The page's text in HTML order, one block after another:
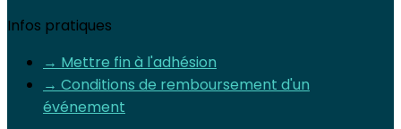
Infos pratiques
→ Mettre fin à l'adhésion
→ Conditions de remboursement d'un
événement